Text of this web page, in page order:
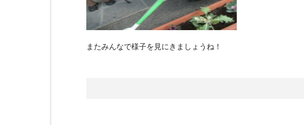
またみんなで様子を見にきましょうね！